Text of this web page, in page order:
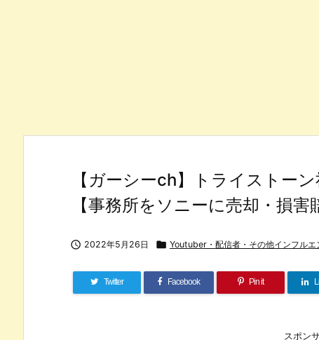
【ガーシーch】トライストー
【事務所をソニーに売却・損害
 2022年5月26日  Youtuber・配信者・その他インフルエ
Twitter Facebook Pin it
スポン